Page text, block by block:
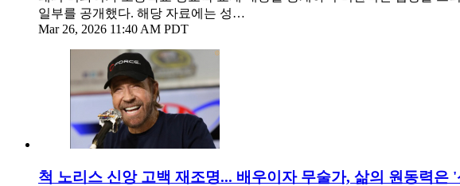
일부를 공개했다. 해당 자료에는 성…
Mar 26, 2026 11:40 AM PDT
척 노리스 신앙 고백 재조명... 배우이자 무술가, 삶의 원동력은